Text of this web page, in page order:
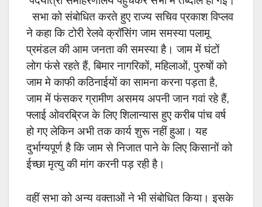
सभा को संबोधित करते हुए राज्य सचिव प्रकाश विप्लव
ने कहा कि टोरी रेलवे क्रॉसिंग जाम समस्या पलामू
प्रमंडल की आम जनता की समस्या है। जाम में घंटों
लोग फंसे रहते हैं, बिमार नागरिकों, महिलाओं, पुरुषों को
जाम मे काफी कठिनाईयों का सामना करना पड़ता है,
जाम में फंसकर ग्रामीण असमय अपनी जान गवां रहे हैं,
फ्लाई ओवरब्रिज के लिए शिलान्यास हुए करीब पांच वर्ष
हो गए लेकिन अभी तक कार्य शुरू नहीं हुआ। यह
दुर्भाग्यपूर्ण है कि जाम से निजात पाने के लिए किसानों को
ईच्छा मृत्यु की मांग करनी पड़ रही है।
वहीं सभा को अन्य वक्ताओं ने भी संबोधित किया। इसके